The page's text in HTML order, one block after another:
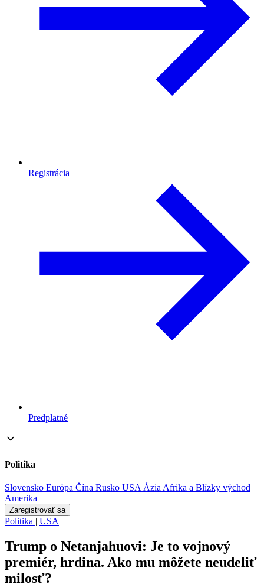
Registrácia
Predplatné
Politika
Slovensko Európa Čína Rusko USA ÁziaAfrika a Blízky východ
Amerika
Zaregistrovať sa
Politika | USA
Trump o Netanjahuovi: Je to vojnový
premiér, hrdina. Ako mu môžete neudeliť
milosť?